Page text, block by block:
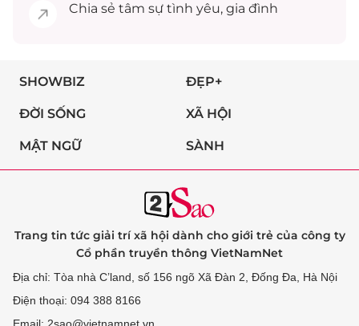
Chia sẻ tâm sự tình yêu, gia đình
SHOWBIZ ĐẸP+
ĐỜI SỐNG XÃ HỘI
MẬT NGỮ SÀNH
Trang tin tức giải trí xã hội dành cho giới trẻ của công ty
Cổ phần truyền thông VietNamNet
Địa chỉ: Tòa nhà C’land, số 156 ngõ Xã Đàn 2, Đống Đa, Hà Nội
Điện thoại: 094 388 8166